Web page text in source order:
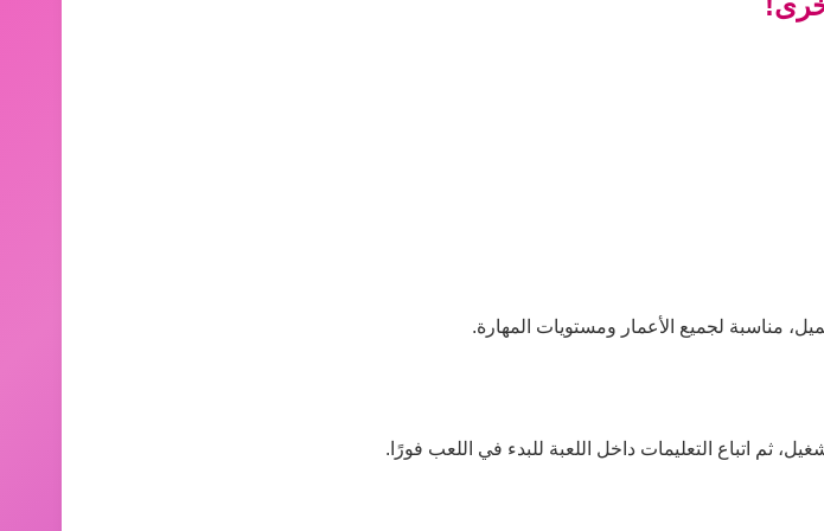
مناسبة لجميع الأعمار ومستويات المهارة.
ثم اتباع التعليمات داخل اللعبة للبدء في اللعب فورًا.